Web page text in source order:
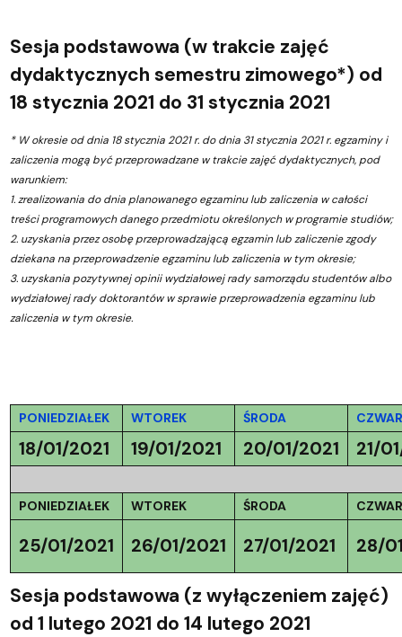
Sesja podstawowa (w trakcie zajęć
dydaktycznych semestru zimowego*) od
18 stycznia 2021 do 31 stycznia 2021
* W okresie od dnia 18 stycznia 2021 r. do dnia 31 stycznia 2021 r. egzaminy i
zaliczenia mogą być przeprowadzane w trakcie zajęć dydaktycznych, pod
warunkiem:
1. zrealizowania do dnia planowanego egzaminu lub zaliczenia w całości
treści programowych danego przedmiotu określonych w programie studiów;
2. uzyskania przez osobę przeprowadzającą egzamin lub zaliczenie zgody
dziekana na przeprowadzenie egzaminu lub zaliczenia w tym okresie;
3. uzyskania pozytywnej opinii wydziałowej rady samorządu studentów albo
wydziałowej rady doktorantów w sprawie przeprowadzenia egzaminu lub
zaliczenia w tym okresie.
PONIEDZIAŁEK WTOREK ŚRODA
18/01/2021 19/01/2021 20/01/2021 21/
PONIEDZIAŁEK WTOREK ŚRODA
25/01/2021 26/01/2021 27/01/2021 28/
Sesja podstawowa (z wyłączeniem zajęć)
od 1 lutego 2021 do 14 lutego 2021